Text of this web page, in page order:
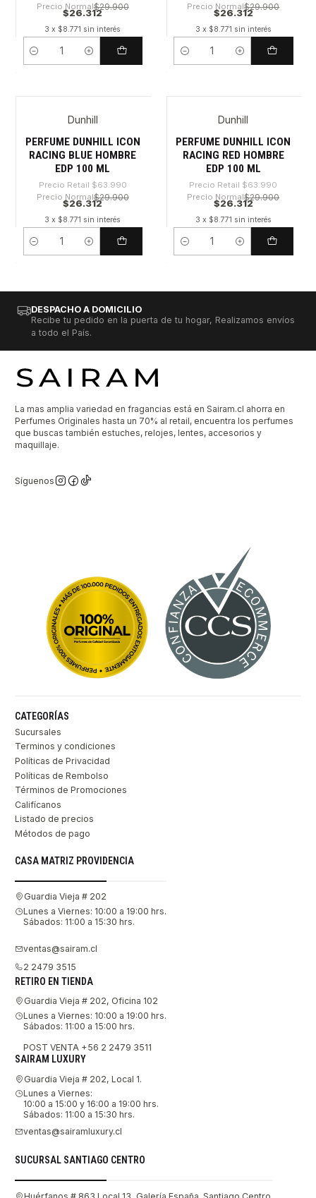
Precio Normal$29.900
$26.312
3 x $8.771 sin interés
Cantidad
Precio Normal$29.900
$26.312
3 x $8.771 sin interés
Cantidad
Dunhill
PERFUME DUNHILL ICON
RACING BLUE HOMBRE
EDP 100 ML
Precio Retail $63.990
Precio Normal$29.900
$26.312
3 x $8.771 sin interés
Cantidad
Dunhill
PERFUME DUNHILL ICON
RACING RED HOMBRE
EDP 100 ML
Precio Retail $63.990
Precio Normal$29.900
$26.312
3 x $8.771 sin interés
Cantidad
DESPACHO A DOMICILIO
Recibe tu pedido en la puerta de tu hogar, Realizamos envíos
a todo el País.
La mas amplia variedad en fragancias está en Sairam.cl ahorra en
Perfumes Originales hasta un 70% al retail, encuentra los perfumes
que buscas también estuches, relojes, lentes, accesorios y
maquillaje.
Síguenos
CATEGORÍAS
Sucursales
Terminos y condiciones
Políticas de Privacidad
Políticas de Rembolso
Términos de Promociones
Califícanos
Listado de precios
Métodos de pago
CASA MATRIZ PROVIDENCIA
Guardia Vieja # 202
Lunes a Viernes: 10:00 a 19:00 hrs.
Sábados: 11:00 a 15:30 hrs.
ventas@sairam.cl
2 2479 3515
RETIRO EN TIENDA
Guardia Vieja # 202, Oficina 102
Lunes a Viernes: 10:00 a 19:00 hrs.
Sábados: 11:00 a 15:00 hrs.
POST VENTA +56 2 2479 3511
SAIRAM LUXURY
Guardia Vieja # 202, Local 1.
Lunes a Viernes:
10:00 a 15:00 y 16:00 a 19:00 hrs.
Sábados: 11:00 a 15:30 hrs.
ventas@sairamluxury.cl
SUCURSAL SANTIAGO CENTRO